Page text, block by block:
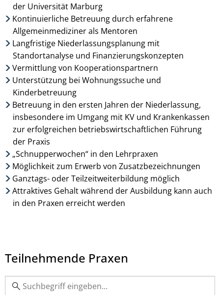
der Universität Marburg
Kontinuierliche Betreuung durch erfahrene
Allgemeinmediziner als Mentoren
Langfristige Niederlassungsplanung mit
Standortanalyse und Finanzierungskonzepten
Vermittlung von Kooperationspartnern
Unterstützung bei Wohnungssuche und
Kinderbetreuung
Betreuung in den ersten Jahren der Niederlassung,
insbesondere im Umgang mit KV und Krankenkassen
zur erfolgreichen betriebswirtschaftlichen Führung
der Praxis
„Schnupperwochen“ in den Lehrpraxen
Möglichkeit zum Erwerb von Zusatzbezeichnungen
Ganztags- oder Teilzeitweiterbildung möglich
Attraktives Gehalt während der Ausbildung kann auch
in den Praxen erreicht werden
Teilnehmende Praxen